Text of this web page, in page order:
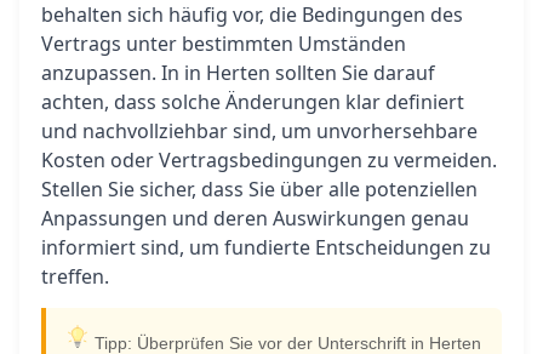
behalten sich häufig vor, die Bedingungen des
Vertrags unter bestimmten Umständen
anzupassen. In in Herten sollten Sie darauf
achten, dass solche Änderungen klar definiert
und nachvollziehbar sind, um unvorhersehbare
Kosten oder Vertragsbedingungen zu vermeiden.
Stellen Sie sicher, dass Sie über alle potenziellen
Anpassungen und deren Auswirkungen genau
informiert sind, um fundierte Entscheidungen zu
treffen.
Tipp: Überprüfen Sie vor der Unterschrift in Herten